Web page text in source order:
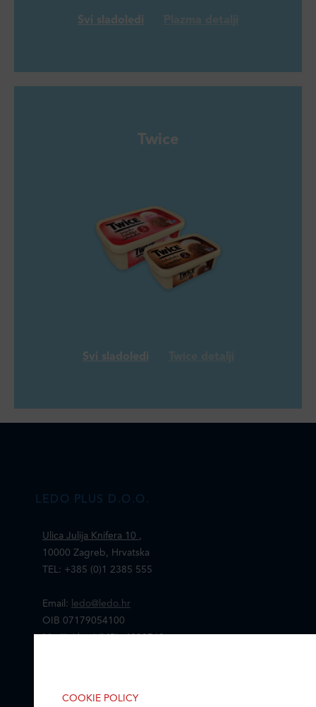
Svi sladoledi
Twice
Svi sladoledi
LEDO PLUS D.O.O.
Ulica Julija Knifera 10 ,
10000 Zagreb, Hrvatska
TEL: +385 (0)1 2385 555
Email:
ledo@ledo.hr
OIB 07179054100
COOKIE POLICY